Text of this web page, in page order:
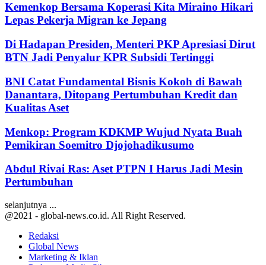
Kemenkop Bersama Koperasi Kita Miraino Hikari
Lepas Pekerja Migran ke Jepang
Di Hadapan Presiden, Menteri PKP Apresiasi Dirut
BTN Jadi Penyalur KPR Subsidi Tertinggi
BNI Catat Fundamental Bisnis Kokoh di Bawah
Danantara, Ditopang Pertumbuhan Kredit dan
Kualitas Aset
Menkop: Program KDKMP Wujud Nyata Buah
Pemikiran Soemitro Djojohadikusumo
Abdul Rivai Ras: Aset PTPN I Harus Jadi Mesin
Pertumbuhan
selanjutnya ...
@2021 - global-news.co.id. All Right Reserved.
Redaksi
Global News
Marketing & Iklan